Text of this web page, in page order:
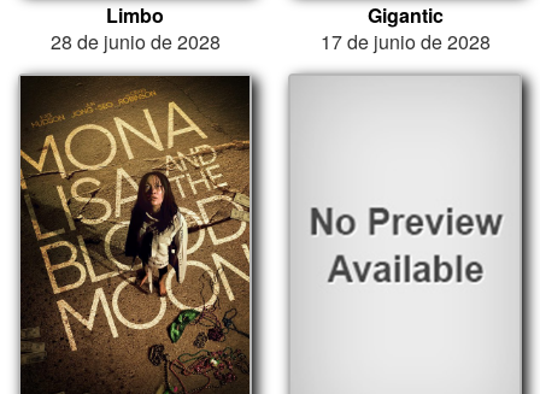
Limbo
28 de junio de 2028
Gigantic
17 de junio de 2028